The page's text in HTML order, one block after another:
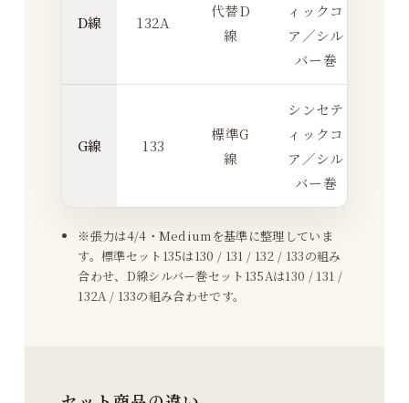
D線 132A
代替D
線
ィックコ
ア／シル
バー巻
G線 133
標準G
線
シンセテ
ィックコ
ア／シル
バー巻
※張力は4/4・Mediumを基準に整理していま
す。標準セット135は130 / 131 / 132 / 133の組み
合わせ、D線シルバー巻セット135Aは130 / 131 /
132A / 133の組み合わせです。